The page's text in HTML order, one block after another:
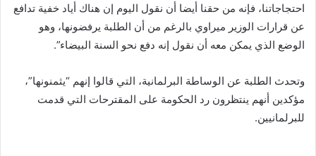
احتجاجاتنا، فإنه من حقنا أيضا أن نقول اليوم إن هناك أياد خفية تدافع
عن قرارات الوزير ميراوي بالرغم من أن الطلبة يرفضونها، وهو
الوضع الذي يمكن معه أن نقول إنه دفع نحو السنة البيضاء”.
وتحدث الطلبة عن الوساطة البرلمانية، التي قالوا إنهم “يثمنونها”،
مؤكدين أنهم ينتظرون رد الحكومة على المقترحات التي قدمت
للبرلمانيين.